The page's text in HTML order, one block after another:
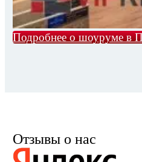
Подробнее о шоуруме в
Отзывы о нас